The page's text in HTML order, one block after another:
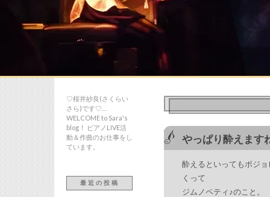
やっぱり酔えます
酔えるといってもボジ
くって
ジムノペティ♪のこと。
♡桜井紗良(さくらい
さら)です♡…
WELCOME to Sara's
blog！ ピアノLIVE活
動＆作曲のお仕事をし
ています。
最近の投稿